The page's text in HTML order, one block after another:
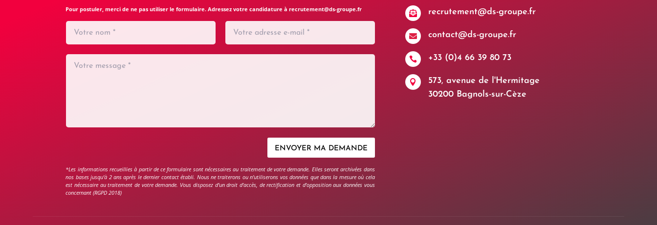
Pour postuler, merci de ne pas utiliser le formulaire. Adressez votre candidature à recrutement@ds-groupe.fr
ENVOYER MA DEMANDE
*Les informations recueillies à partir de ce formulaire sont nécessaires au traitement de votre demande. Elles seront archivées dans
nos bases jusqu’à 2 ans après le dernier contact établi. Nous ne traiterons ou n’utiliserons vos données que dans la mesure où cela
est nécessaire au traitement de votre demande. Vous disposez d’un droit d’accès, de rectification et d’opposition aux données vous
concernant (RGPD 2018)
 recrutement@ds-groupe.fr
 contact@ds-groupe.fr
 +33 (0)4 66 39 80 73

573, avenue de l'Hermitage
30200 Bagnols-sur-Cèze